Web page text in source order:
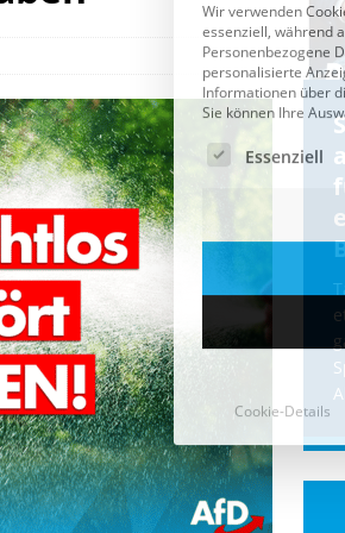
& Ampel wollen nach
wieder Afghanen
Zeit für ein
und die CDU
Wähler für dumm! Weil die
wegen der von Afghanen
Anschläge kippte, wurden die
der [...]
Cookie-Details